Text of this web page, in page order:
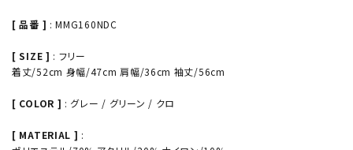
[ 品番 ] : MMG160NDC
[ SIZE ] : フリー
着丈/52cm 身幅/47cm 肩幅/36cm 袖丈/56cm
[ COLOR ] : グレー / グリーン / クロ
[ MATERIAL ] :